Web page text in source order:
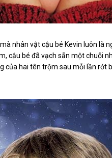
nhân vật cậu bé Kevin luôn là
cậu bé đã vạch sẵn một chuỗi
của hai tên trộm sau mỗi lần rớt